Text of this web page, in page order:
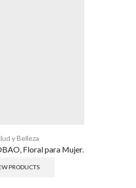
y Belleza
Floral para Mujer.
PRODUCTS